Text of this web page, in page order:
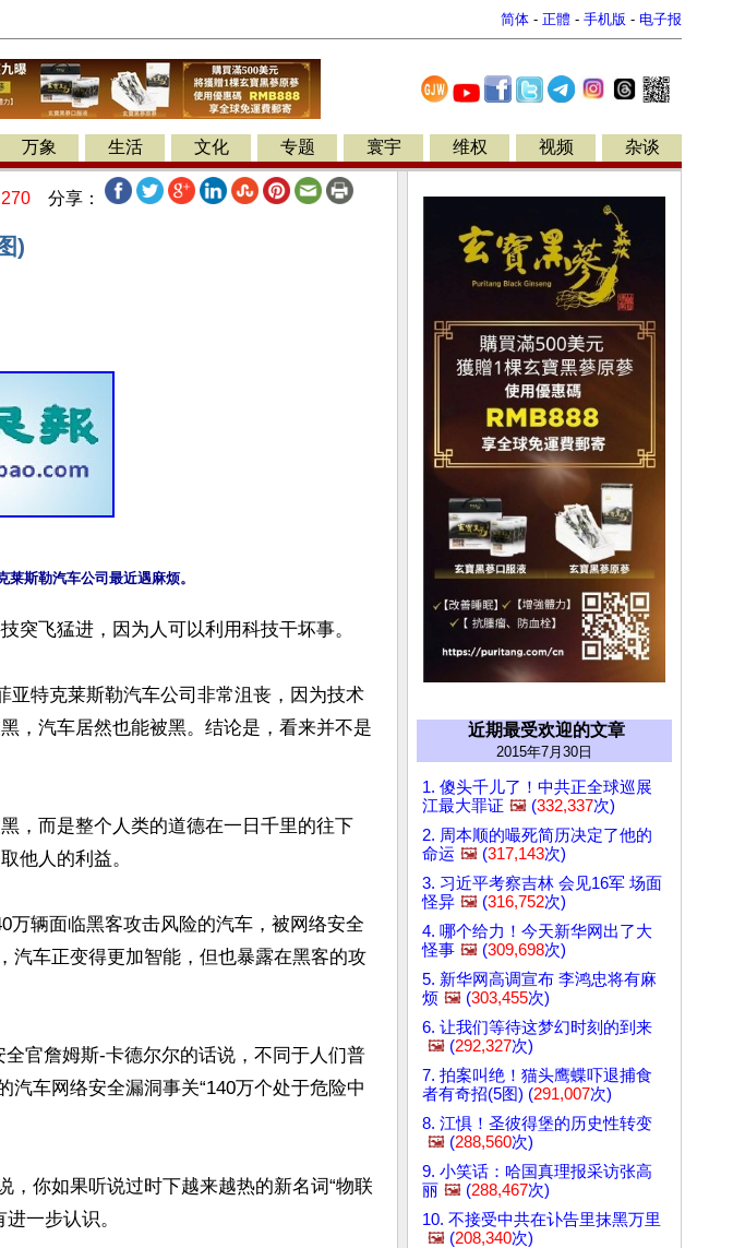
简体 - 正體 - 手机版 - 电子报
万象 生活 文化 专题 寰宇 维权 视频 杂谈
分享：
)
斯勒汽车公司最近遇麻烦。
突飞猛进，因为人可以利用科技干坏事。
亚特克莱斯勒汽车公司非常沮丧，因为技术
，汽车居然也能被黑。结论是，看来并不是
，而是整个人类的道德在一日千里的往下
他人的利益。
万辆面临黑客攻击风险的汽车，被网络安全
汽车正变得更加智能，但也暴露在黑客的攻
官詹姆斯-卡德尔尔的话说，不同于人们普
汽车网络安全漏洞事关“140万个处于危险中
，你如果听说过时下越来越热的新名词“物联
一步认识。
近期最受欢迎的文章
2015年7月30日
1. 傻头千儿了！中共正全球巡展
江最大罪证 🖼️ (332,337次)
2. 周本顺的嘬死简历决定了他的
命运 🖼️ (317,143次)
3. 习近平考察吉林 会见16军 场面
怪异 🖼️ (316,752次)
4. 哪个给力！今天新华网出了大
怪事 🖼️ (309,698次)
5. 新华网高调宣布 李鸿忠将有麻
烦 🖼️ (303,455次)
6. 让我们等待这梦幻时刻的到来
🖼️ (292,327次)
7. 拍案叫绝！猫头鹰蝶吓退捕食
者有奇招(5图) (291,007次)
8. 江惧！圣彼得堡的历史性转变
🖼️ (288,560次)
9. 小笑话：哈国真理报采访张高
丽 🖼️ (288,467次)
10. 不接受中共在讣告里抹黑万里
🖼️ (208,340次)